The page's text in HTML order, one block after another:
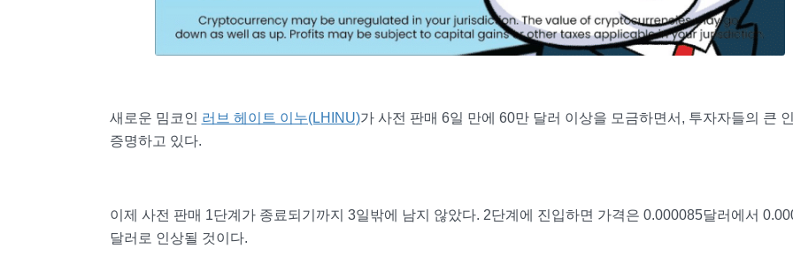
새로운 밈코인 러브 헤이트 이누(LHINU)가 사전 판매 6일 만에 60만 달러 이상을 모금하면서, 투자자들의 큰
증명하고 있다.
이제 사전 판매 1단계가 종료되기까지 3일밖에 남지 않았다. 2단계에 진입하면 가격은 0.000085달러에서
달러로 인상될 것이다.